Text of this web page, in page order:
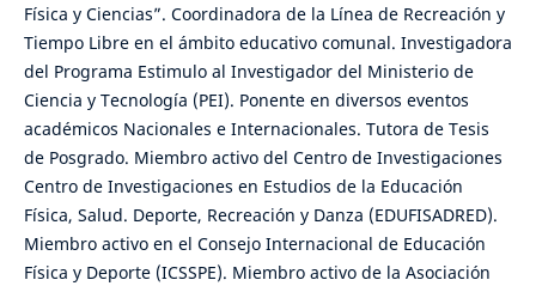
Física y Ciencias”. Coordinadora de la Línea de Recreación y
Tiempo Libre en el ámbito educativo comunal. Investigadora
del Programa Estimulo al Investigador del Ministerio de
Ciencia y Tecnología (PEI). Ponente en diversos eventos
académicos Nacionales e Internacionales. Tutora de Tesis
de Posgrado. Miembro activo del Centro de Investigaciones
Centro de Investigaciones en Estudios de la Educación
Física, Salud. Deporte, Recreación y Danza (EDUFISADRED).
Miembro activo en el Consejo Internacional de Educación
Física y Deporte (ICSSPE). Miembro activo de la Asociación